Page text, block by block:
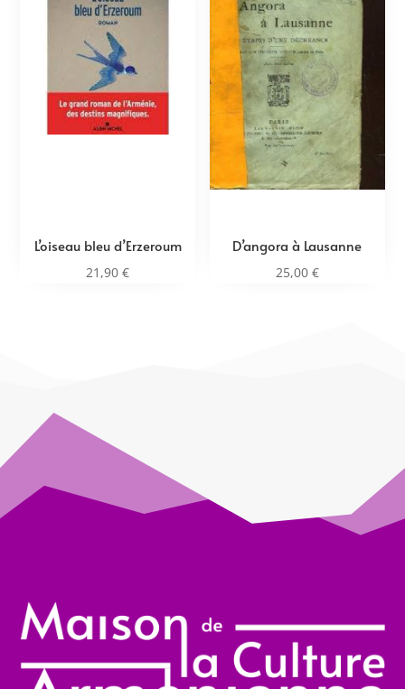
L’oiseau bleu d’Erzeroum
21,90€
D’angora à Lausanne
25,00 €